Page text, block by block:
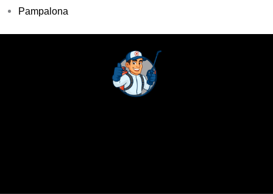
Pampalona